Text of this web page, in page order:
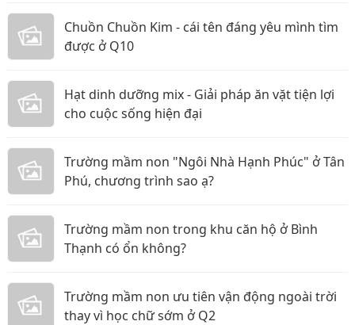
Chuồn Chuồn Kim - cái tên đáng yêu mình tìm
được ở Q10
Hạt dinh dưỡng mix - Giải pháp ăn vặt tiện lợi
cho cuộc sống hiện đại
Trường mầm non "Ngôi Nhà Hạnh Phúc" ở Tân
Phú, chương trình sao ạ?
Trường mầm non trong khu căn hộ ở Bình
Thạnh có ổn không?
Trường mầm non ưu tiên vận động ngoài trời
thay vì học chữ sớm ở Q2